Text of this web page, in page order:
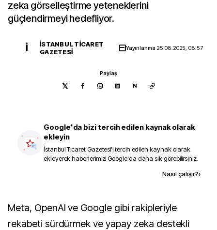
zeka görselleştirme yeteneklerini
güçlendirmeyi hedefliyor.
İ
İSTANBUL TICARET
GAZETESI
Yayınlanma 25.08.2025, 08:57
Paylaş
N
Google'da bizi tercih edilen kaynak olarak
ekleyin
İstanbul Ticaret Gazetesi'i tercih edilen kaynak olarak
ekleyerek haberlerimizi Google'da daha sık görebilirsiniz.
Nasıl çalışır?›
Meta, OpenAI ve Google gibi rakipleriyle
rekabeti sürdürmek ve yapay zeka destekli